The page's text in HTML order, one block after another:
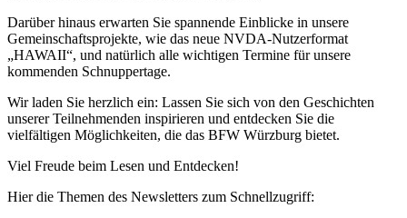
Darüber hinaus erwarten Sie spannende Einblicke in unsere
Gemeinschaftsprojekte, wie das neue NVDA-Nutzerformat
„HAWAII“, und natürlich alle wichtigen Termine für unsere
kommenden Schnuppertage.
Wir laden Sie herzlich ein: Lassen Sie sich von den Geschichten
unserer Teilnehmenden inspirieren und entdecken Sie die
vielfältigen Möglichkeiten, die das BFW Würzburg bietet.
Viel Freude beim Lesen und Entdecken!
Hier die Themen des Newsletters zum Schnellzugriff: